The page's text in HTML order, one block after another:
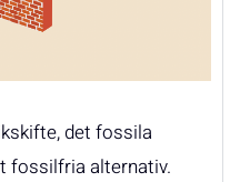
det fossila
fossilfria alternativ.